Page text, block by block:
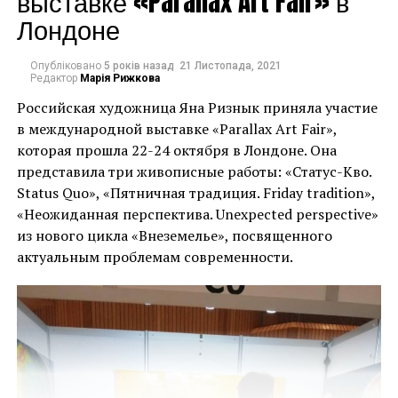
мурал Бенксі. Вони
вирізали роботу зі
стіни зруйнованого
росіянами будинку”, –
повідомив губернатор
Києва Олексій Кулеба у
своєму дописі в
Telegram, як
повідомляють
численні ЗМІ.
“Кілька людей
“Я знаю Девіда з
дитинства, оскільки
вже в 1960-х роках
тісно співпрацював з
його батьком,
Рудольфом
Цвірнером, – сказав
Ріхтер у своїй заяві. “Я
відчуваю, що це є
прекрасною
спадкоємністю
поколінь”.
Лондоне
Опубліковано 5 років назад 21 Листопада, 2021
Редактор Марія Рижкова
Российская художница Яна Ризнык приняла участие
в международной выставке «Parallax Art Fair»,
которая прошла 22-24 октября в Лондоне. Она
представила три живописные работы: «Статус-Кво.
Status Quo», «Пятничная традиция. Friday tradition»,
«Неожиданная перспектива. Unexpected perspective»
из нового цикла «Внеземелье», посвященного
актуальным проблемам современности.